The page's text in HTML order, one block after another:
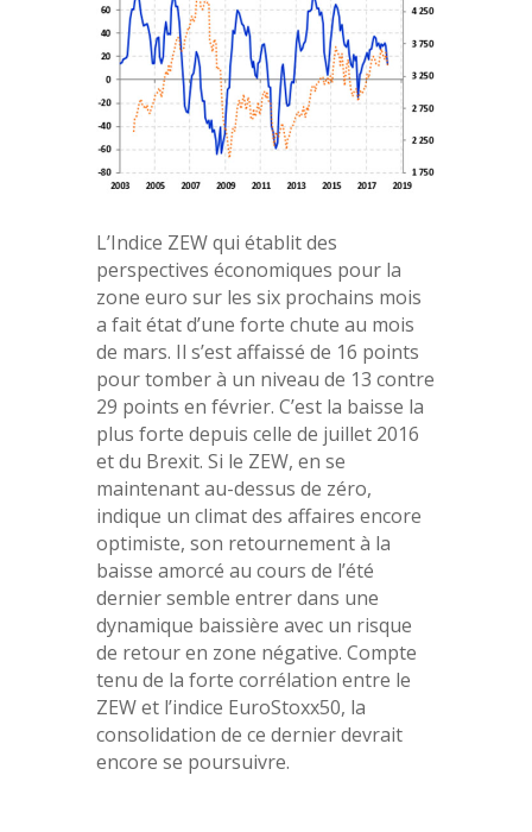
L’Indice ZEW qui établit des
perspectives économiques pour la
zone euro sur les six prochains mois
a fait état d’une forte chute au mois
de mars. Il s’est affaissé de 16 points
pour tomber à un niveau de 13 contre
29 points en février. C’est la baisse la
plus forte depuis celle de juillet 2016
et du Brexit. Si le ZEW, en se
maintenant au-dessus de zéro,
indique un climat des affaires encore
optimiste, son retournement à la
baisse amorcé au cours de l’été
dernier semble entrer dans une
dynamique baissière avec un risque
de retour en zone négative. Compte
tenu de la forte corrélation entre le
ZEW et l’indice EuroStoxx50, la
consolidation de ce dernier devrait
encore se poursuivre.